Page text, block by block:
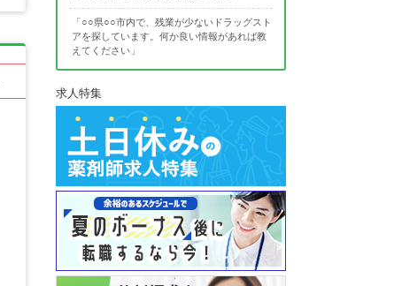
「○○県○○市内で、残業が少ないドラッグスト
アを探しています。何か良い情報があれば教
えてください」
求人特集